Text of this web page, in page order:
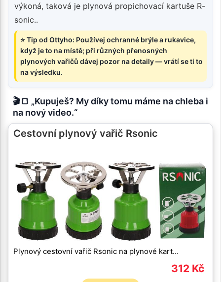
výkoná, taková je plynová propichovací kartuše R-
sonic..
⭐ Tip od Ottyho: Používej ochranné brýle a rukavice,
když je to na místě; při různých přenosných
plynových vařičů dávej pozor na detaily — vrátí se ti to
na výsledku.
🎬🍞 „Kupuješ? My díky tomu máme na chleba i
na nový video.“
Cestovní plynový vařič Rsonic
Plynový cestovní vařič Rsonic na plynové kart…
312 Kč